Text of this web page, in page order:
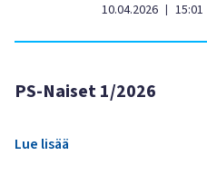
10.04.2026 | 15:01
PS-Naiset 1/2026
Lue lisää